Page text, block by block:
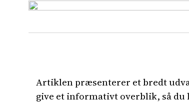
Artiklen præsenterer et bredt
give et informativt overblik, så